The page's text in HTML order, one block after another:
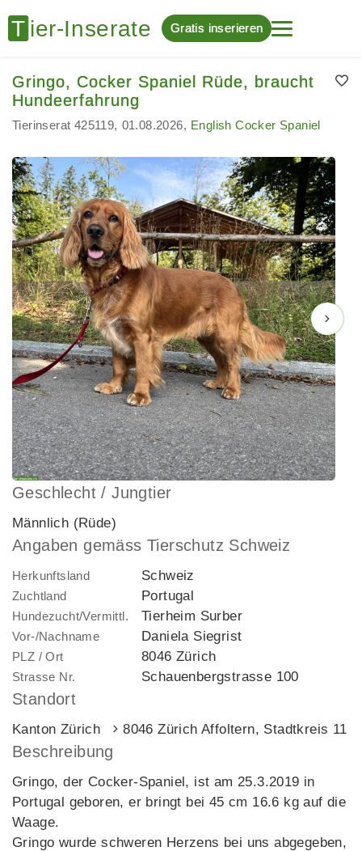
Gratis inserieren
Gringo, Cocker Spaniel Rüde, braucht
Hundeerfahrung
Tierinserat 425119 01.08.2026 English Cocker Spaniel
Geschlecht / Jungtier
Männlich (Rüde)
Angaben gemäss Tierschutz Schweiz
Herkunftsland Schweiz
Zuchtland Portugal
Hundezucht/Vermittl. Tierheim Surber
Vor-/Nachname Daniela Siegrist
PLZ / Ort 8046 Zürich
Strasse Nr. Schauenbergstrasse 100
Standort
Kanton Zürich 8046 Zürich Affoltern, Stadtkreis 11
Beschreibung
Gringo, der Cocker-Spaniel, ist am 25.3.2019 in
Portugal geboren, er bringt bei 45 cm 16.6 kg auf die
Waage.
Gringo wurde schweren Herzens bei uns abgegeben,